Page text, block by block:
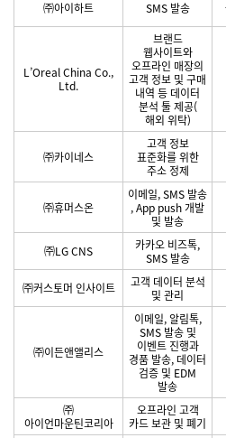
㈜아이하트 SMS 발송
L’Oreal China Co.,
Ltd.
브랜드
웹사이트와
오프라인 매장의
고객 정보 및 구매
내역 등 데이터
분석 툴 제공(
해외 위탁)
㈜카이네스
고객 정보
표준화를 위한
주소 정제
㈜휴머스온
이메일, SMS 발송
, App push 개발
및 발송
㈜LG CNS
카카오 비즈톡,
SMS 발송
㈜커스토머 인사이트
고객 데이터 분석
및 관리
㈜이든앤앨리스
이메일, 알림톡,
SMS 발송 및
이벤트 진행과
경품 발송, 데이터
검증 및 EDM
발송
㈜
아이언마운틴코리아
오프라인 고객
카드 보관 및 폐기